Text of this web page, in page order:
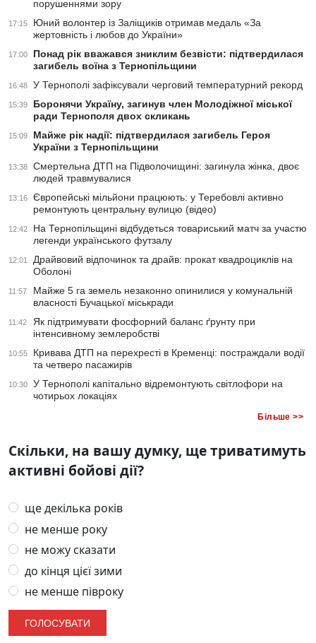
порушеннями зору
17:15
Юний волонтер із Заліщиків отримав медаль «За
жертовність і любов до України»
17:00
Понад рік вважався зниклим безвісти: підтвердилася
загибель воїна з Тернопільщини
16:48 У Тернополі зафіксували черговий температурний рекорд
15:39
Боронячи Україну, загинув член Молодіжної міської
ради Тернополя двох скликань
15:09
Майже рік надії: підтвердилася загибель Героя
України з Тернопільщини
13:38
Смертельна ДТП на Підволочищині: загинула жінка, двоє
людей травмувалися
13:16
Європейські мільйони працюють: у Теребовлі активно
ремонтують центральну вулицю (відео)
12:42
На Тернопільщині відбудеться товариський матч за участю
легенди українського футзалу
12:01
Драйвовий відпочинок та драйв: прокат квадроциклів на
Оболоні
11:57
Майже 5 га земель незаконно опинилися у комунальній
власності Бучацької міськради
11:42
Як підтримувати фосфорний баланс ґрунту при
інтенсивному землеробстві
10:55
Кривава ДТП на перехресті в Кременці: постраждали водії
та четверо пасажирів
10:30
У Тернополі капітально відремонтують світлофори на
чотирьох локаціях
Більше >>
Скільки, на вашу думку, ще триватимуть
активні бойові дії?
ще декілька років
не менше року
не можу сказати
до кінця цієї зими
не менше півроку